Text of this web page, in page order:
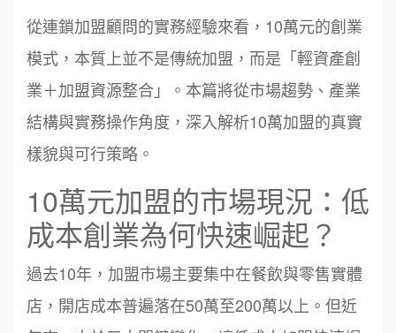
從連鎖加盟顧問的實務經驗來看，10萬元的創業
模式，本質上並不是傳統加盟，而是「輕資產創
業＋加盟資源整合」。本篇將從市場趨勢、產業
結構與實務操作角度，深入解析10萬加盟的真實
樣貌與可行策略。
10萬元加盟的市場現況：低
成本創業為何快速崛起？
過去10年，加盟市場主要集中在餐飲與零售實體
店，開店成本普遍落在50萬至200萬以上。但近